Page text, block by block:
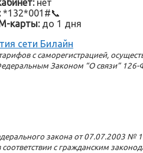
нет
*132*001#📞
карты: до 1 дня
сети Билайн
с саморегистрацией,
Законом “О связи” 126-
закона от 07.07.2003 №
соответствии с гражданским